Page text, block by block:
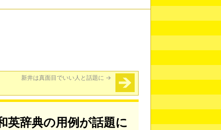
新井は真面目でいい人と話題に →
英辞典の用例が話題に